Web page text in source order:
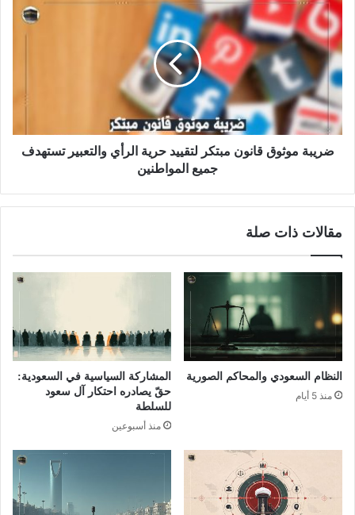
ضريبة موثوق قانون مبتكر لتقييد حرية الرأي والتعبير تستهدف
جميع المواطنين
مقالات ذات صلة
النظام السعودي والمحاكم الصورية
منذ 5 أيام
المشاركة السياسية في السعودية:
حقّ يصادره احتكار آل سعود
للسلطة
منذ أسبوعين